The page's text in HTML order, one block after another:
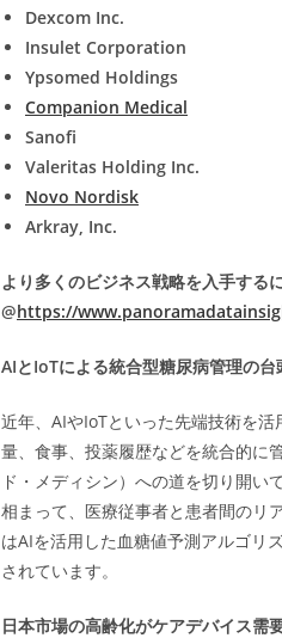
Dexcom Inc.
Insulet Corporation
Ypsomed Holdings
Companion Medical
Sanofi
Valeritas Holding Inc.
Novo Nordisk
Arkray, Inc.
より多くのビジネス戦略を入手する
@https://
AIとIoTによる統合型糖尿病管理の台
近年、AIやIoTといった先端技術を
量、食事、投薬履歴などを統合的に
ド・メディシン）への道を切り開い
相まって、医療従事者と患者間のリ
はAIを活用した血糖値予測アルゴリ
されています。
日本市場の高齢化がケアデバイス需